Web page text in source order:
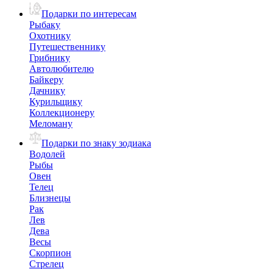
Подарки по интересам
Рыбаку
Охотнику
Путешественнику
Грибнику
Автолюбителю
Байкеру
Дачнику
Курильщику
Коллекционеру
Меломану
Подарки по знаку зодиака
Водолей
Рыбы
Овен
Телец
Близнецы
Рак
Лев
Дева
Весы
Скорпион
Стрелец